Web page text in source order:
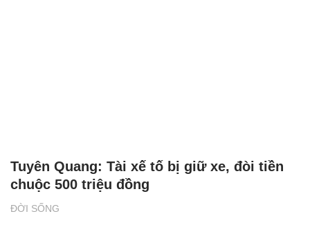
ĐỜI SỐNG
Tuyên Quang: Tài xế tố bị giữ xe, đòi tiền
chuộc 500 triệu đồng